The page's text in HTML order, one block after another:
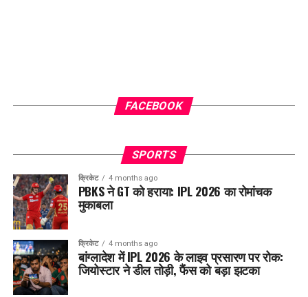
FACEBOOK
SPORTS
क्रिकेट 4 months ago
PBKS ने GT को हराया: IPL 2026 का रोमांचक
मुकाबला
क्रिकेट 4 months ago
बांग्लादेश में IPL 2026 के लाइव प्रसारण पर रोक:
जियोस्टार ने डील तोड़ी, फैंस को बड़ा झटका